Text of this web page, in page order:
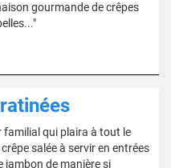
gourmande de crêpes
familial qui plaira à tout le
salée à servir en entrées
jambon de manière si